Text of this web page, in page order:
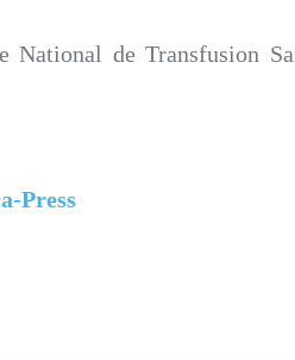
de Transfusion
Press